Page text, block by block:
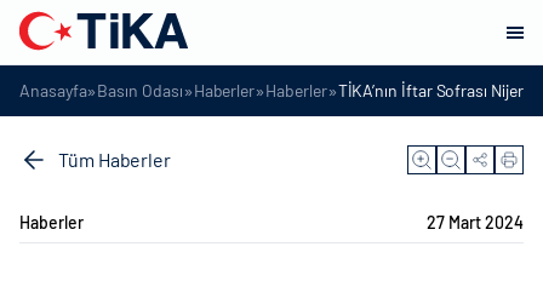
Anasayfa»Basın Odası»Haberler»Haberler»TİKA’nın İftar Sofrası
Tüm Haberler
Haberler 27 Mart 2024